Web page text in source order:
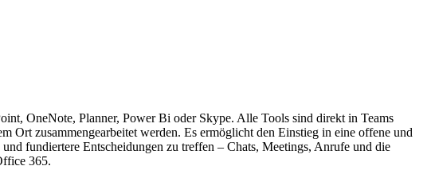
OneNote, Planner, Power Bi oder Skype. Alle Tools sind direkt in Teams
zusammengearbeitet werden. Es ermöglicht den Einstieg in eine offene und
fundiertere Entscheidungen zu treffen – Chats, Meetings, Anrufe und die
365.